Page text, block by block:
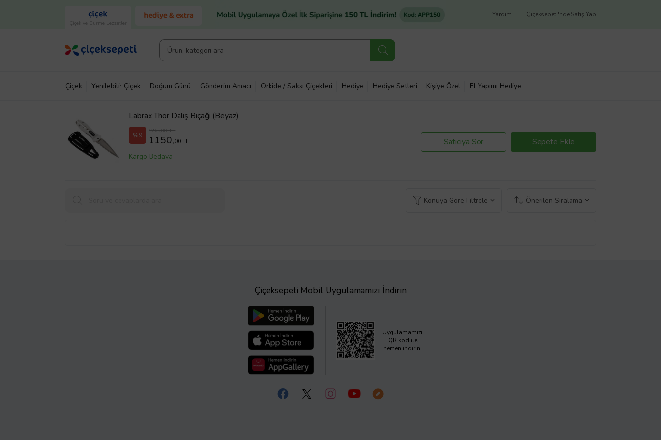
Çiçek ve Gurme Lezzetler
Çiçeksepeti'nde Satış Yap
Yardım
Çiçek Yenilebilir Çiçek Doğum Günü Gönderim Amacı Orkide / Saksı Çiçekleri Hediye Hediye Setleri Kişiye Özel El Yapımı Hediye
Labrax Thor Dalış Bıçağı (Beyaz)
%9
1265,00 TL
1150,00 TL
Kargo Bedava
Satıcıya Sor Sepete Ekle
Konuya Göre Filtrele Önerilen Sıralama
Çiçeksepeti Mobil Uygulamamızı İndirin
Uygulamamızı
QR kod ile
hemen indirin.